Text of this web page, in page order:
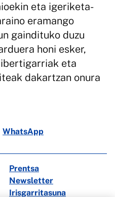
eta igeriketa-
eramango
gaindituko duzu
honi esker,
eta
dakartzan onura
WhatsApp
Prentsa
Newsletter
Irisgarritasuna